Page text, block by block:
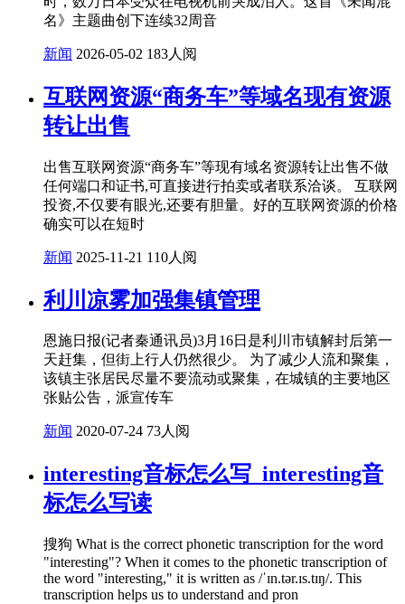
名》主题曲创下连续32周音
新闻 2026-05-02 183人阅
互联网资源“商务车”等域名现有资源
转让出售
出售互联网资源“商务车”等现有域名资源转让出售不做
任何端口和证书,可直接进行拍卖或者联系洽谈。 互联网
投资,不仅要有眼光,还要有胆量。好的互联网资源的价格
确实可以在短时
新闻 2025-11-21 110人阅
利川凉雾加强集镇管理
恩施日报(记者秦通讯员)3月16日是利川市镇解封后第一
天赶集，但街上行人仍然很少。 为了减少人流和聚集，
该镇主张居民尽量不要流动或聚集，在城镇的主要地区
张贴公告，派宣传车
新闻 2020-07-24 73人阅
interesting音标怎么写_interesting音
标怎么写读
搜狗 What is the correct phonetic transcription for the word
"interesting"? When it comes to the phonetic transcription of
the word "interesting," it is written as /ˈɪn.tər.ɪs.tɪŋ/. This
transcription helps us to understand and pron